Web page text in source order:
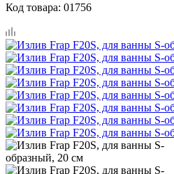
Код товара: 01756